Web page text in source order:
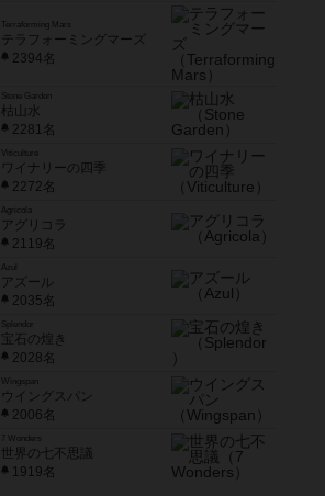
Terraforming Mars
テラフォーミングマーズ
2394名
Stone Garden
枯山水
2281名
Viticulture
ワイナリーの四季
2272名
Agricola
アグリコラ
2119名
Azul
アズール
2035名
宝石の煌き
2028名
Wingspan
ウイングスパン
2006名
7 Wonders
世界の七不思議
1919名